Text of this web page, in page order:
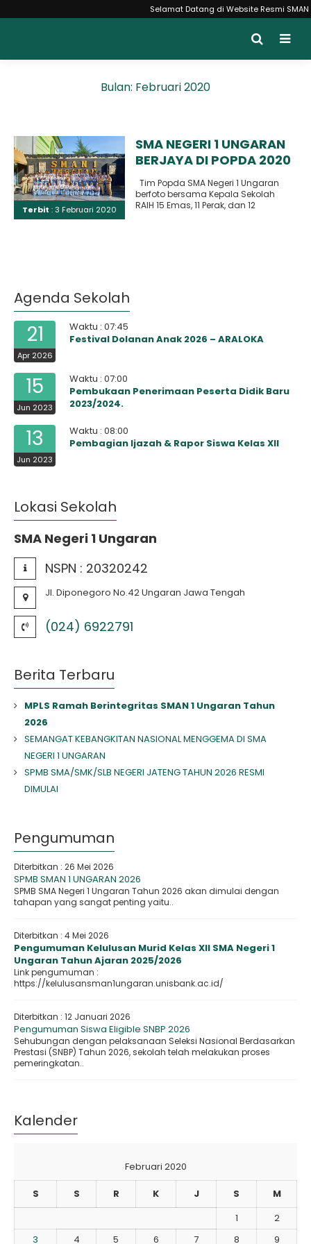
Selamat Datang di Website Resmi
Bulan: Februari 2020
Terbit : 3 Februari 2020
SMA NEGERI 1 UNGARAN
BERJAYA DI POPDA 2020
Tim Popda SMA Negeri 1 Ungaran
berfoto bersama Kepala Sekolah
RAIH 15 Emas, 11 Perak, dan 12
Agenda Sekolah
21
Apr 2026
Waktu : 07:45
Festival Dolanan Anak 2026 – ARALOKA
15
Jun 2023
Waktu : 07:00
Pembukaan Penerimaan Peserta Didik Baru
2023/2024.
13
Jun 2023
Waktu : 08:00
Pembagian Ijazah & Rapor Siswa Kelas XII
Lokasi Sekolah
SMA Negeri 1 Ungaran
NSPN : 20320242
Jl. Diponegoro No.42 Ungaran Jawa Tengah
(024) 6922791
Berita Terbaru
MPLS Ramah Berintegritas SMAN 1 Ungaran Tahun
2026
SEMANGAT KEBANGKITAN NASIONAL MENGGEMA DI SMA
NEGERI 1 UNGARAN
SPMB SMA/SMK/SLB NEGERI JATENG TAHUN 2026 RESMI
DIMULAI
Pengumuman
Diterbitkan : 26 Mei 2026
SPMB SMAN 1 UNGARAN 2026
SPMB SMA Negeri 1 Ungaran Tahun 2026 akan dimulai dengan
tahapan yang sangat penting yaitu..
Diterbitkan : 4 Mei 2026
Pengumuman Kelulusan Murid Kelas XII SMA Negeri 1
Ungaran Tahun Ajaran 2025/2026
Link pengumuman :
https://kelulusansman1ungaran.unisbank.ac.id/
Diterbitkan : 12 Januari 2026
Pengumuman Siswa Eligible SNBP 2026
Sehubungan dengan pelaksanaan Seleksi Nasional Berdasarkan
Prestasi (SNBP) Tahun 2026, sekolah telah melakukan proses
pemeringkatan..
Kalender
Februari 2020
S S R K J S
M
1
2
3
4 5 6 7 8 9